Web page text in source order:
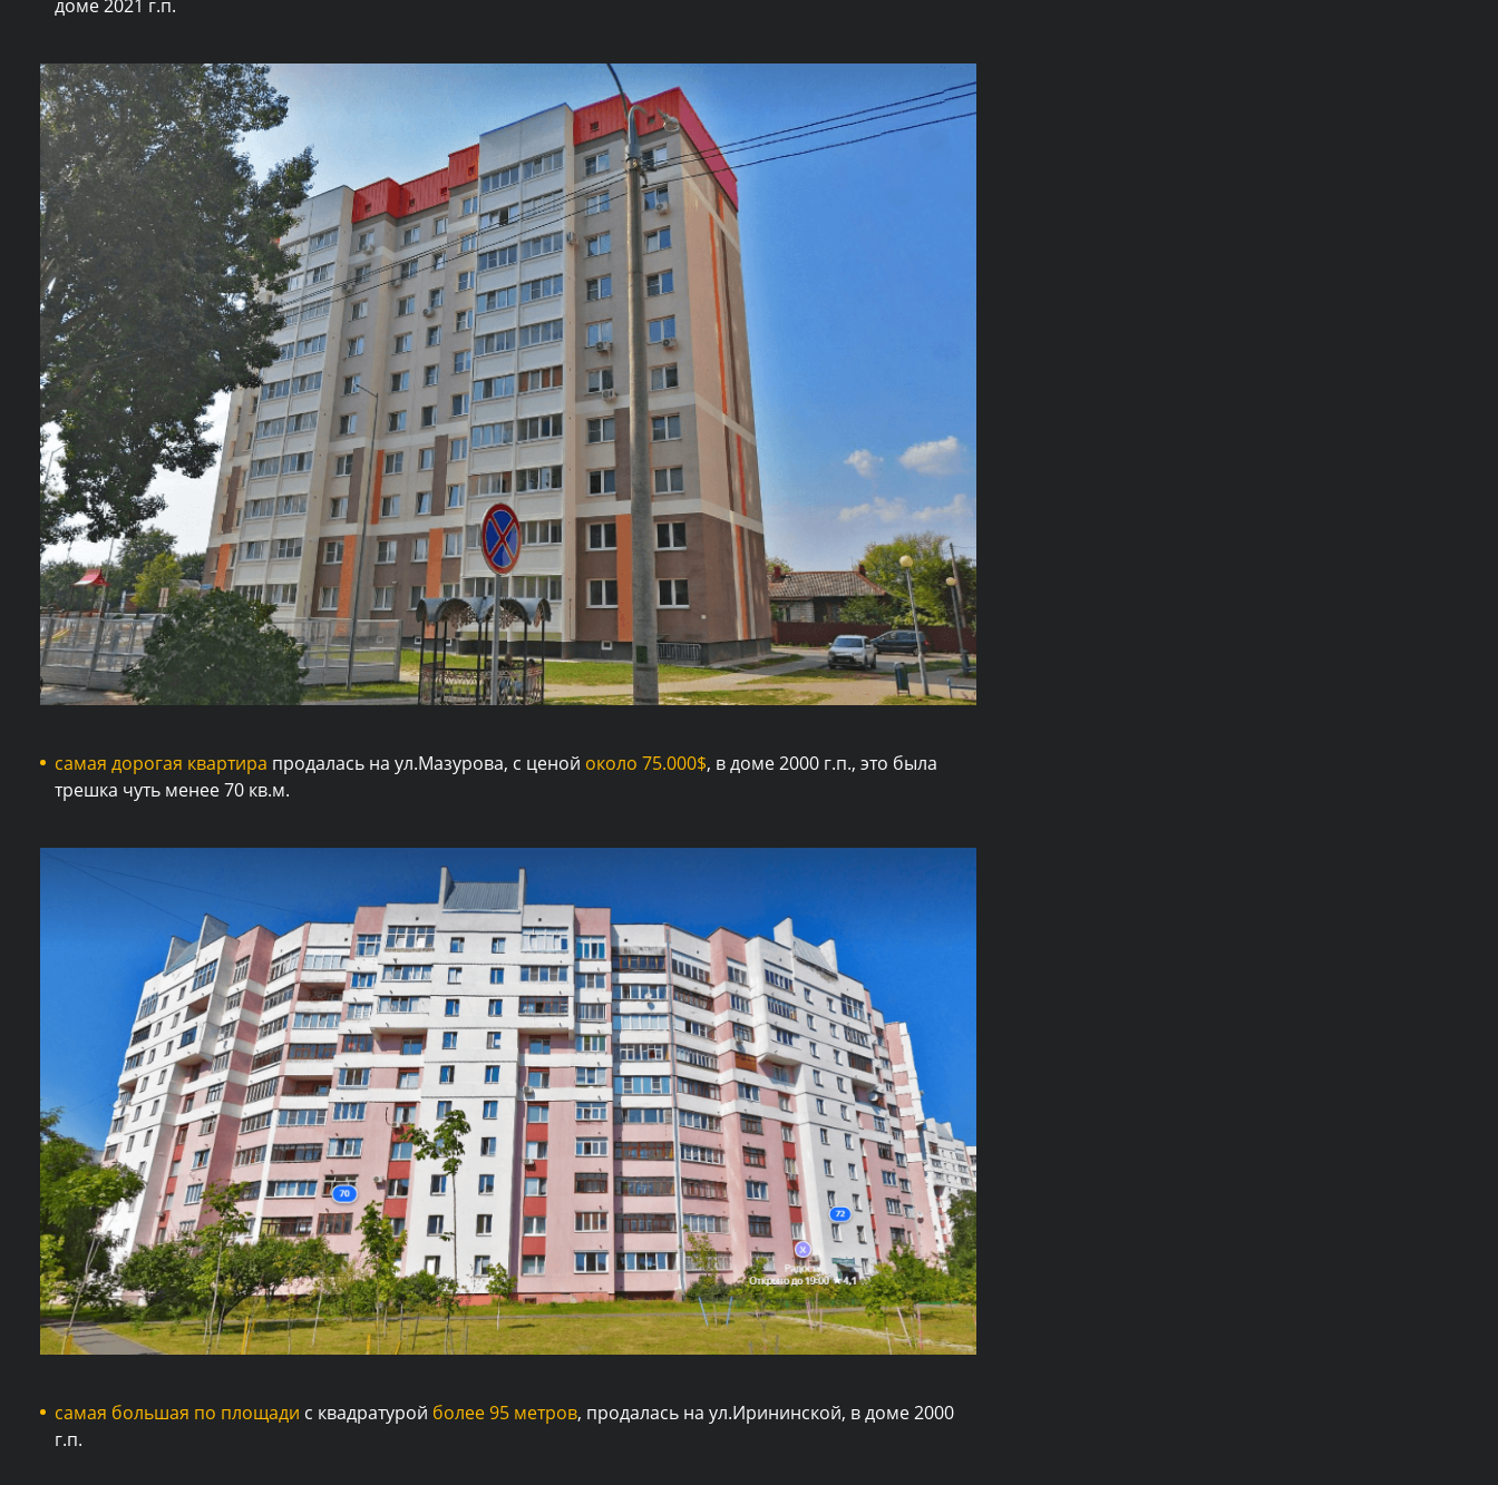
доме 2021 г.п.
самая дорогая квартира продалась на ул.Мазурова, с ценой около 75.000$, в доме 2000 г.п., это была
трешка чуть менее 70 кв.м.
самая большая по площади с квадратурой более 95 метров, продалась на ул.Ирининской, в доме 2000
г.п.